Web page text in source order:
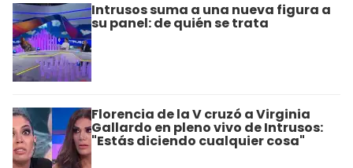
Intrusos suma a una nueva figura a
su panel: de quién se trata
Florencia de la V cruzó a Virginia
Gallardo en pleno vivo de Intrusos:
"Estás diciendo cualquier cosa"